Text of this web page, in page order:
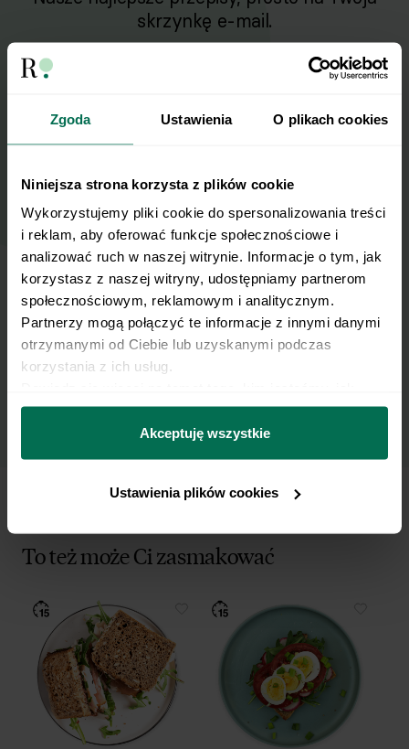
Zgoda Ustawienia O plikach cookies
Niniejsza strona korzysta z plików cookie
Wykorzystujemy pliki cookie do spersonalizowania treści
i reklam, aby oferować funkcje społecznościowe i
analizować ruch w naszej witrynie. Informacje o tym, jak
korzystasz z naszej witryny, udostępniamy partnerom
społecznościowym, reklamowym i analitycznym.
Partnerzy mogą połączyć te informacje z innymi danymi
otrzymanymi od Ciebie lub uzyskanymi podczas
korzystania z ich usług.
można się z nami skontaktować i w jaki sposób
przetwarzamy dane osobowe w ramach
prywatności.
Akceptuję wszystkie
Ustawienia plików cookies
skrzynkę e-mail.
Wyślij
Wyrażam zgodę na przetwarzanie moich
danych osobowych w celu otrzymywania
Newslettera i potwierdzam zapoznanie się z
polityką prywatności
To też może Ci zasmakować